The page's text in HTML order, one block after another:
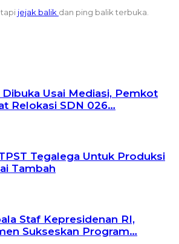
jejak balik dan ping balik terbuka.
Usai Mediasi, Pemkot
Relokasi SDN 026…
Tegalega Untuk Produksi
Tambah
Staf Kepresidenan RI,
Sukseskan Program…